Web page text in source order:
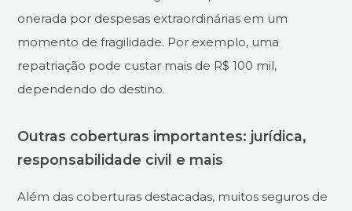
onerada por despesas extraordinárias em um
momento de fragilidade. Por exemplo, uma
repatriação pode custar mais de R$ 100 mil,
dependendo do destino.
Outras coberturas importantes: jurídica,
responsabilidade civil e mais
Além das coberturas destacadas, muitos seguros de